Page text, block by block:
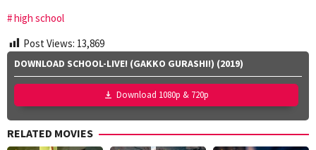
high school
Post Views: 13,869
DOWNLOAD SCHOOL-LIVE! (GAKKO GURASHI!) (2019)
Download 1080p & 720p
RELATED MOVIES